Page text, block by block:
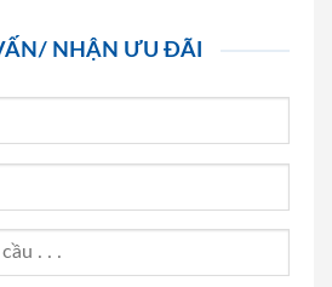
NHẬN ƯU ĐÃI